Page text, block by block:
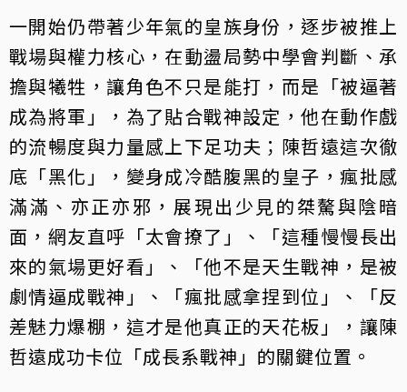
一開始仍帶著少年氣的皇族身份，逐步被推上
戰場與權力核心，在動盪局勢中學會判斷、承
擔與犧牲，讓角色不只是能打，而是「被逼著
成為將軍」，為了貼合戰神設定，他在動作戲
的流暢度與力量感上下足功夫；陳哲遠這次徹
底「黑化」，變身成冷酷腹黑的皇子，瘋批感
滿滿、亦正亦邪，展現出少見的桀驁與陰暗
面，網友直呼「太會撩了」、「這種慢慢長出
來的氣場更好看」、「他不是天生戰神，是被
劇情逼成戰神」、「瘋批感拿捏到位」、「反
差魅力爆棚，這才是他真正的天花板」，讓陳
哲遠成功卡位「成長系戰神」的關鍵位置。